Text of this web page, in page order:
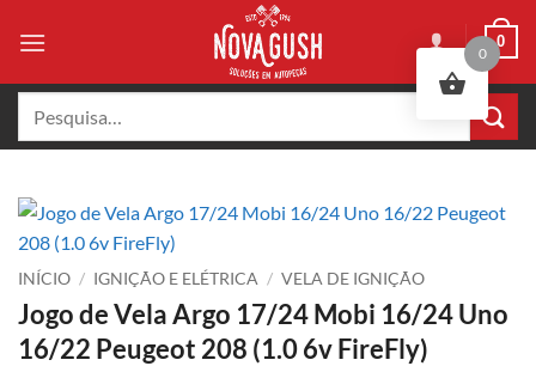
0
INÍCIO / IGNIÇÃO E ELÉTRICA / VELA DE IGNIÇÃO
Jogo de Vela Argo 17/24 Mobi 16/24 Uno
16/22 Peugeot 208 (1.0 6v FireFly)
0